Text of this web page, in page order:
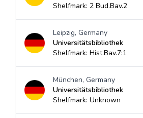
Shelfmark: 2 Bud.Bav.2
Leipzig, Germany
Universitätsbibliothek
Shelfmark: Hist.Bav.7:1
München, Germany
Universitätsbibliothek
Shelfmark: Unknown